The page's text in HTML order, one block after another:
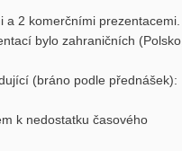
2 komerčními prezentacemi.
bylo zahraničních (Polsko,
(bráno podle přednášek):
k nedostatku časového